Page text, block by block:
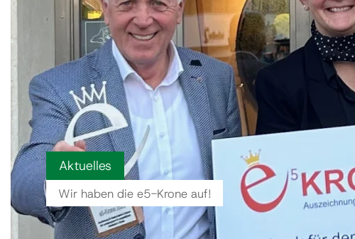
Aktuelles
Wir haben die e5-Krone auf!